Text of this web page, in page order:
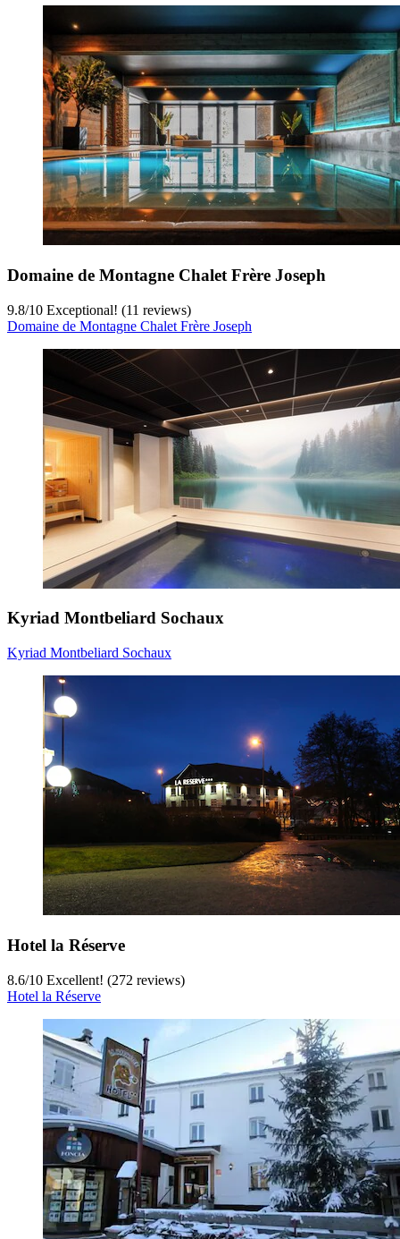
Domaine de Montagne Chalet Frère Joseph
9.8/10 Exceptional! (11 reviews)
Domaine de Montagne Chalet Frère Joseph
Kyriad Montbeliard Sochaux
Kyriad Montbeliard Sochaux
Hotel la Réserve
8.6/10 Excellent! (272 reviews)
Hotel la Réserve